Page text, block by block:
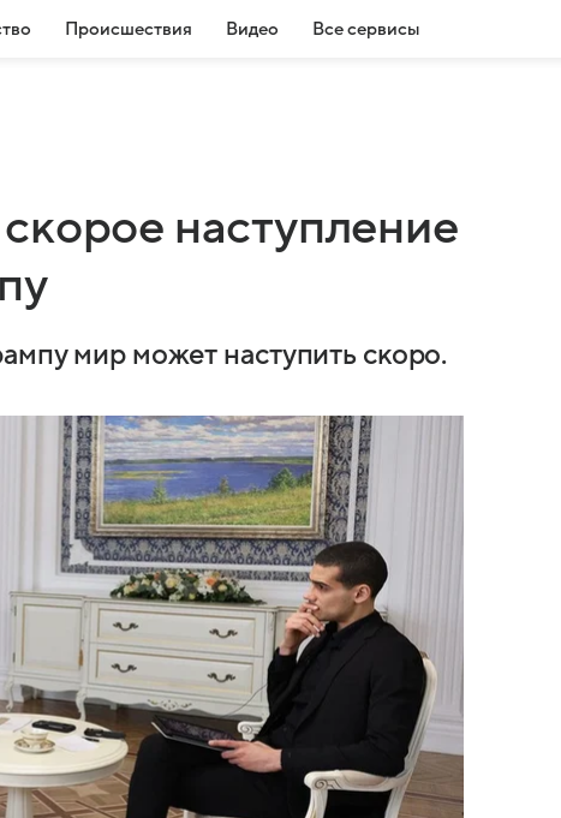
Происшествия Видео Все сервисы
наступление
мир может наступить скоро.